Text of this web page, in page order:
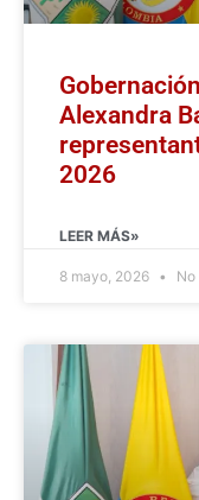
Alexandra
2026
LEER MÁS»
8 mayo, 2026